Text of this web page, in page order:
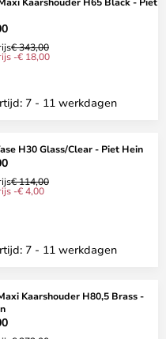
€ 343,00
-€ 18,00
7 - 11 werkdagen
H30 Glass/Clear - Piet Hein
€ 114,00
-€ 4,00
7 - 11 werkdagen
Kaarshouder H80,5 Brass -